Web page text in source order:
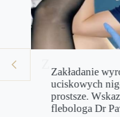
Zakładanie
uciskowych
prostsze.
flebologa Dr